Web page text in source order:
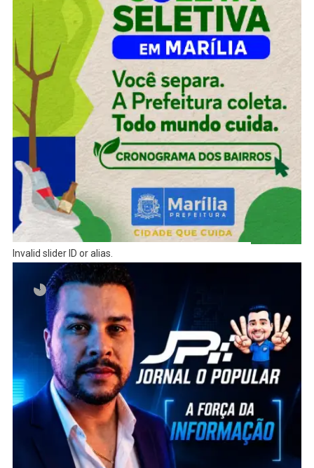
Invalid slider ID or alias.